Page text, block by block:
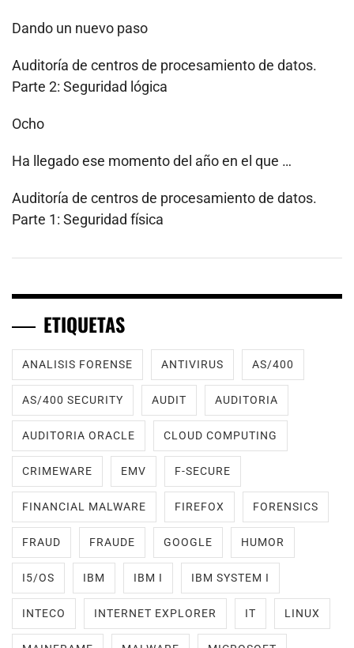
Dando un nuevo paso
Auditoría de centros de procesamiento de datos.
Parte 2: Seguridad lógica
Ocho
Ha llegado ese momento del año en el que …
Auditoría de centros de procesamiento de datos.
Parte 1: Seguridad física
ETIQUETAS
ANALISIS FORENSE ANTIVIRUS AS/400
AS/400 SECURITY AUDIT AUDITORIA
AUDITORIA ORACLE CLOUD COMPUTING
CRIMEWARE EMV F-SECURE
FINANCIAL MALWARE FIREFOX FORENSICS
FRAUD FRAUDE GOOGLE HUMOR
I5/OS IBM IBM I IBM SYSTEM I
INTECO INTERNET EXPLORER IT LINUX